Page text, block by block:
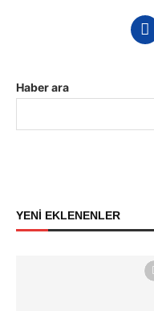
Haber ara
YENİ EKLENENLER